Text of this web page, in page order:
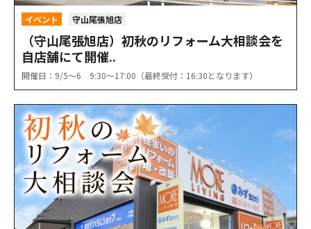
イベント 守山尾張旭店
（守山尾張旭店）初秋のリフォーム大相談会を
自店舗にて開催..
開催日：9/5〜6 9:30〜17:00（最終受付：16:30となります）